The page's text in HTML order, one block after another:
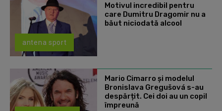
antena sport
Motivul incredibil pentru
care Dumitru Dragomir nu a
băut niciodată alcool
Mario Cimarro și modelul
Bronislava Gregušová s-au
despărțit. Cei doi au un copil
împreună